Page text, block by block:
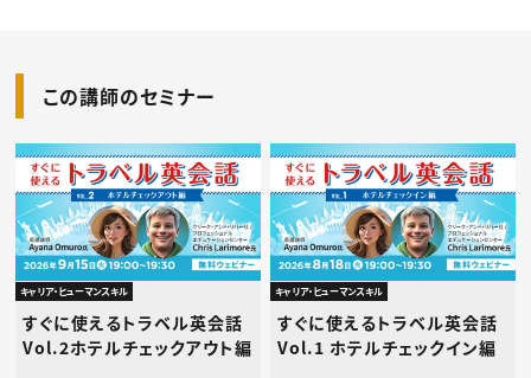
この講師のセミナー
キャリア・ヒューマンスキル
すぐに使えるトラベル英会話
Vol.2ホテルチェックアウト編
キャリア・ヒューマンスキル
すぐに使えるトラベル英会話
Vol.1 ホテルチェックイン編